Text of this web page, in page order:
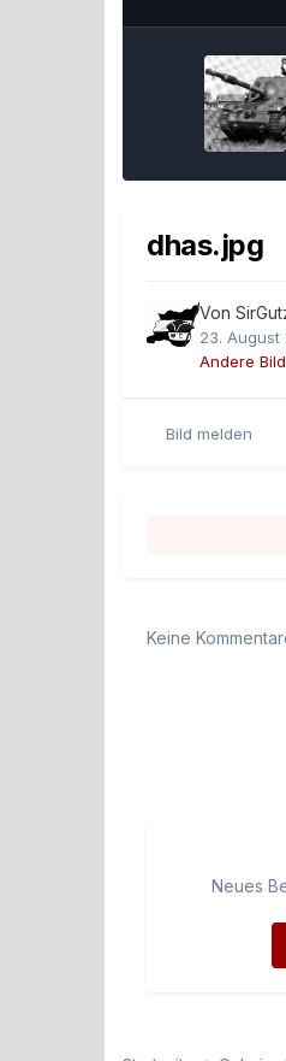
dhas.jpg
Von
23. August
Andere
Bild melden
Keine
Neues